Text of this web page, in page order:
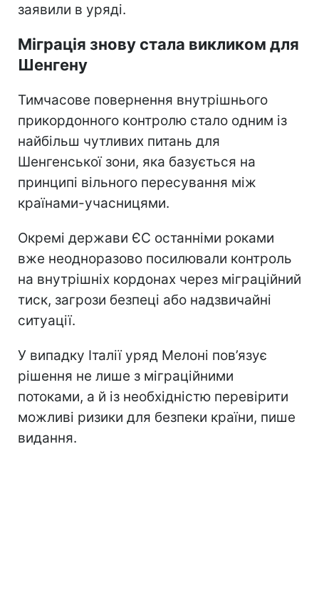
заявили в уряді.
Міграція знову стала викликом для
Шенгену
Тимчасове повернення внутрішнього
прикордонного контролю стало одним із
найбільш чутливих питань для
Шенгенської зони, яка базується на
принципі вільного пересування між
країнами-учасницями.
Окремі держави ЄС останніми роками
вже неодноразово посилювали контроль
на внутрішніх кордонах через міграційний
тиск, загрози безпеці або надзвичайні
ситуації.
У випадку Італії уряд Мелоні пов’язує
рішення не лише з міграційними
потоками, а й із необхідністю перевірити
можливі ризики для безпеки країни, пише
видання.